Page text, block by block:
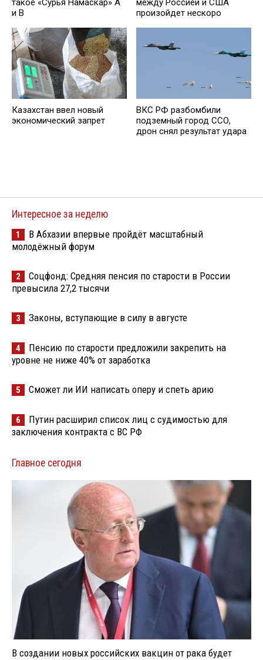
такое «Сурья Намаскар» А
и В
между Россией и США
произойдет нескоро
Казахстан ввел новый
экономический запрет
ВКС РФ разбомбили
подземный город ССО,
дрон снял результат удара
Интересное за неделю
1
В Абхазии впервые пройдёт масштабный
молодёжный форум
2
Соцфонд: Средняя пенсия по старости в России
превысила 27,2 тысячи
3 Законы, вступающие в силу в августе
4
Пенсию по старости предложили закрепить на
уровне не ниже 40% от заработка
5 Сможет ли ИИ написать оперу и спеть арию
6
Путин расширил список лиц с судимостью для
заключения контракта с ВС РФ
Главное сегодня
В создании новых российских вакцин от рака будет